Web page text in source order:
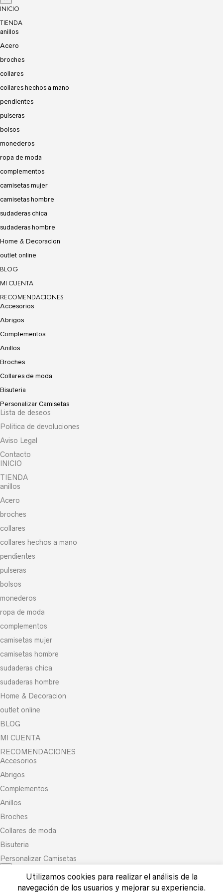
INICIO
TIENDA
anillos
Acero
broches
collares
collares hechos a mano
pendientes
pulseras
bolsos
monederos
ropa de moda
complementos
camisetas mujer
camisetas hombre
sudaderas chica
sudaderas hombre
Home & Decoracion
outlet online
BLOG
MI CUENTA
RECOMENDACIONES
Accesorios
Abrigos
Complementos
Anillos
Broches
Collares de moda
Bisuteria
Personalizar Camisetas
Lista de deseos
Politica de devoluciones
Aviso Legal
Contacto
INICIO
TIENDA
anillos
Acero
broches
collares
collares hechos a mano
pendientes
pulseras
bolsos
monederos
ropa de moda
complementos
camisetas mujer
camisetas hombre
sudaderas chica
sudaderas hombre
Home & Decoracion
outlet online
BLOG
MI CUENTA
RECOMENDACIONES
Accesorios
Abrigos
Complementos
Anillos
Broches
Collares de moda
Bisuteria
Personalizar Camisetas
What are you looking for?
Utilizamos cookies para realizar el análisis de la
navegación de los usuarios y mejorar su experiencia.